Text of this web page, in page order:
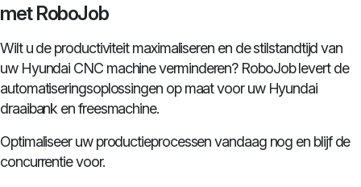
met RoboJob
Wilt u de productiviteit maximaliseren en de stilstandtijd van
uw Hyundai CNC machine verminderen? RoboJob levert de
automatiseringsoplossingen op maat voor uw Hyundai
draaibank en freesmachine.
Optimaliseer uw productieprocessen vandaag nog en blijf de
concurrentie voor.